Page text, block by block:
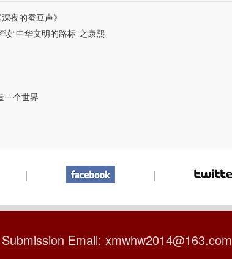
夜的蚕豆声》
“中华文明的路标”之康熙
一个世界
| |
Submission Email: xmwhw2014@163.com